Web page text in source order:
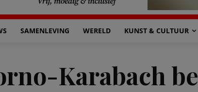
SAMENLEVING WERELD KUNST & CULTUUR
Karabach